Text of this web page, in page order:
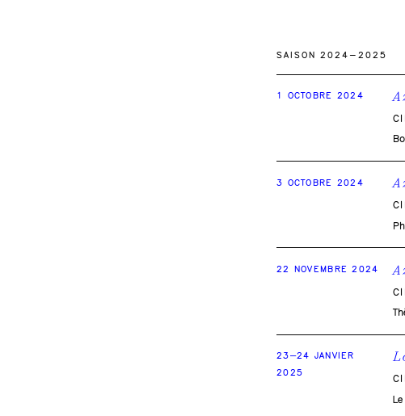
SAISON 2024-2025
1 OCTOBRE 2024
3 OCTOBRE 2024
22 NOVEMBRE 2024
23–24 JANVIER
2025